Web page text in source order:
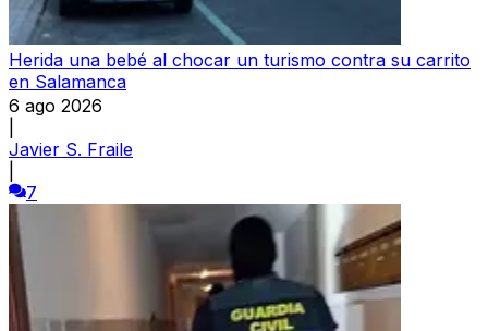
Herida una bebé al chocar un turismo contra su carrito
en Salamanca
6 ago 2026
Javier S. Fraile
7